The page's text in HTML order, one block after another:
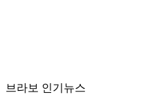
브라보 인기뉴스